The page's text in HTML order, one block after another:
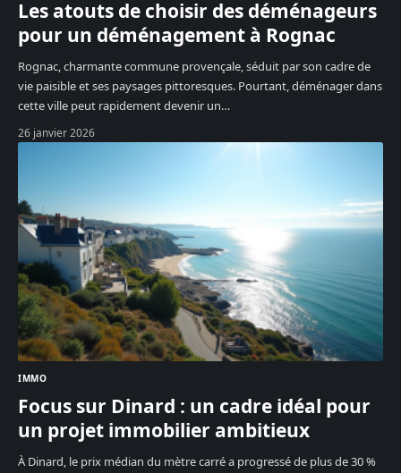
Les atouts de choisir des déménageurs
pour un déménagement à Rognac
Rognac, charmante commune provençale, séduit par son cadre de
vie paisible et ses paysages pittoresques. Pourtant, déménager dans
cette ville peut rapidement devenir un…
26 janvier 2026
IMMO
Focus sur Dinard : un cadre idéal pour
un projet immobilier ambitieux
À Dinard, le prix médian du mètre carré a progressé de plus de 30 %